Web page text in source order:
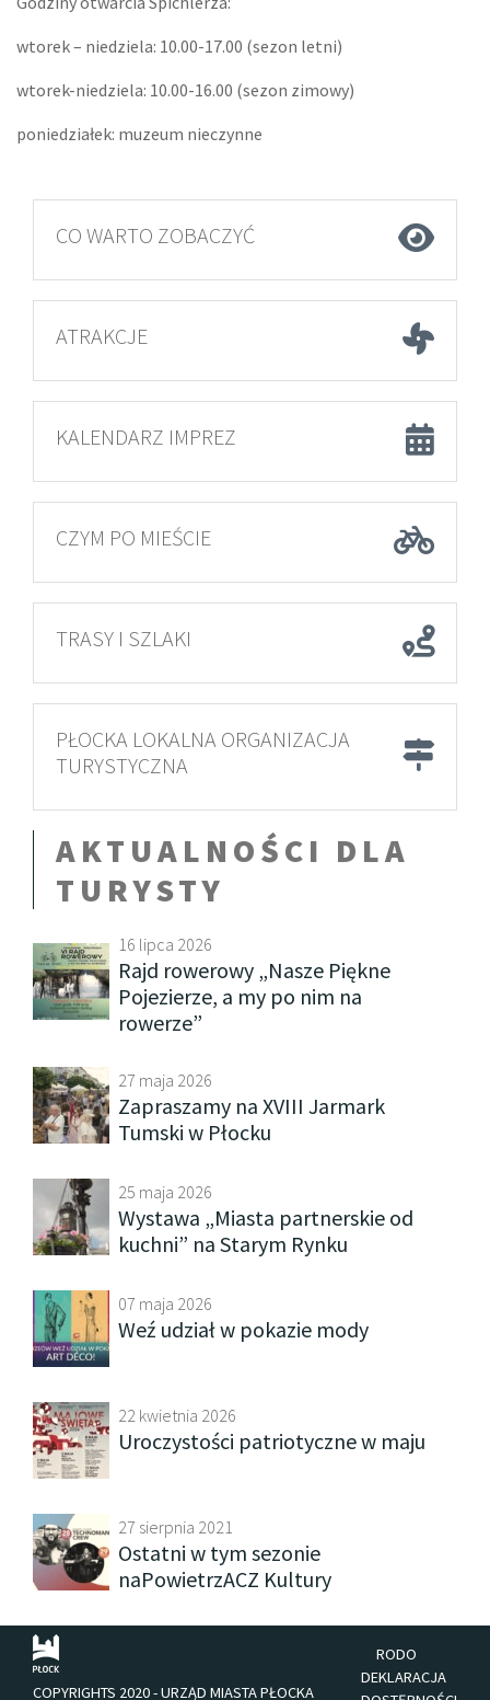
wtorek – niedziela: 10.00-17.00 (sezon letni)
wtorek-niedziela: 10.00-16.00 (sezon zimowy)
poniedziałek: muzeum nieczynne
CO WARTO ZOBACZYĆ
ATRAKCJE
KALENDARZ IMPREZ
CZYM PO MIEŚCIE
TRASY I SZLAKI
PŁOCKA LOKALNA ORGANIZACJA
TURYSTYCZNA
AKTUALNOŚCI DLA
TURYSTY
16 lipca 2026
Rajd rowerowy „Nasze Piękne
Pojezierze, a my po nim na
rowerze”
27 maja 2026
Zapraszamy na XVIII Jarmark
Tumski w Płocku
25 maja 2026
Wystawa „Miasta partnerskie od
kuchni” na Starym Rynku
07 maja 2026
Weź udział w pokazie mody
22 kwietnia 2026
Uroczystości patriotyczne w maju
27 sierpnia 2021
Ostatni w tym sezonie
naPowietrzACZ Kultury
COPYRIGHTS 2020 - URZĄD MIASTA PŁOCKA
RODO
DEKLARACJA